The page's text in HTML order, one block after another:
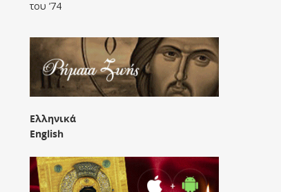
του ’74
Ελληνικά
English